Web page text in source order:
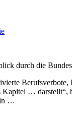
durch die
Kapitel … darstellt“,
…